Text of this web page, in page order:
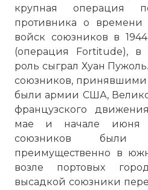
крупная операция
противника о времени
войск союзников в
(операция Fortitude), в
роль сыграл Хуан
союзников, принявшими
были армии США,
французского
мае и начале июня
союзников были
преимущественно в
возле портовых
высадкой союзники